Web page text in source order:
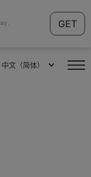
GET
中文（简体）